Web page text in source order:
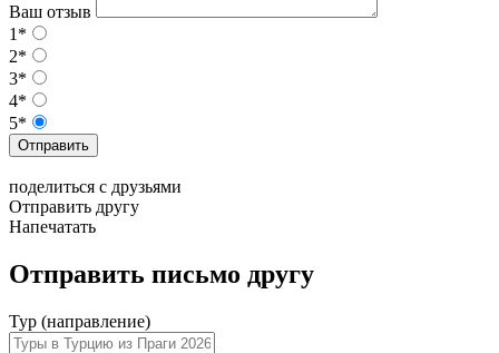
Ваш отзыв
1*
2*
3*
4*
5*
Отправить
поделиться с друзьями
Отправить другу
Напечатать
Отправить письмо другу
Тур (направление)